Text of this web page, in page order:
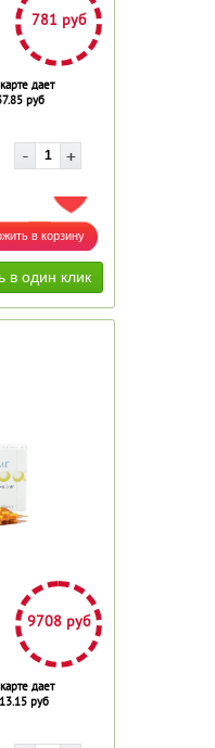
781 руб
дает
руб
ДОБАВИТЬ В ИЗБРАННОЕ
9708 руб
дает
руб